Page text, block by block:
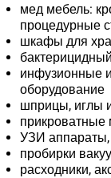
мед мебель:
процедурные
шкафы для
инфузионные
оборудование
шприцы, иглы
прикроватные
УЗИ
пробирки
расходники,